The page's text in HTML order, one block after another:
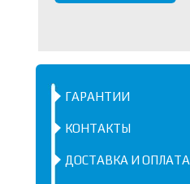
ГАРАНТИИ
КОНТАКТЫ
ДОСТАВКА И ОПЛАТА